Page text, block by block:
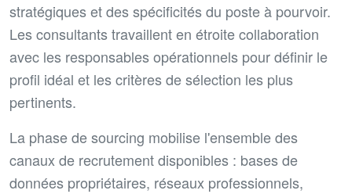
stratégiques et des spécificités du poste à pourvoir.
Les consultants travaillent en étroite collaboration
avec les responsables opérationnels pour définir le
profil idéal et les critères de sélection les plus
pertinents.
La phase de sourcing mobilise l'ensemble des
canaux de recrutement disponibles : bases de
données propriétaires, réseaux professionnels,